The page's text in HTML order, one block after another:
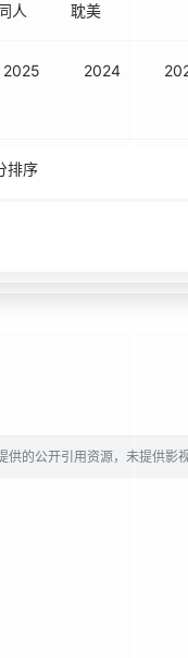
人 耽美
2025 2024
排序
的公开引用资源，未提供影